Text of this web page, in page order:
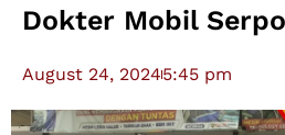
Dokter Mobil
August 24, 20245:45 pm